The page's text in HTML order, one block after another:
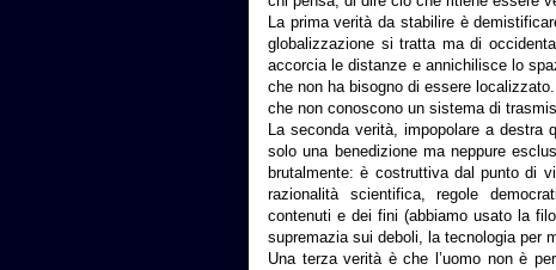
La prima verità da stabilire è
globalizzazione si tratta ma di
accorcia le distanze e annichilisce lo
che non ha bisogno di essere
che non conoscono un sistema di
La seconda verità, impopolare a
solo una benedizione ma neppure
brutalmente: è costruttiva dal punto di
razionalità scientifica, regole
contenuti e dei fini (abbiamo usato la
supremazia sui deboli, la tecnologia
Una terza verità è che l’uomo non è